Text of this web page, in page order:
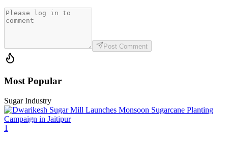
Post Comment
Most Popular
Sugar Industry
1